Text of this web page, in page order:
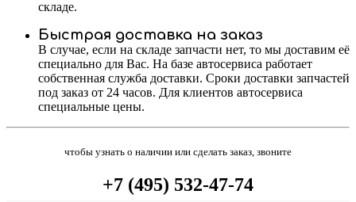
складе.
Быстрая доставка на заказ
В случае, если на складе запчасти нет, то мы доставим её
специально для Вас. На базе автосервиса работает
собственная служба доставки. Сроки доставки запчастей
под заказ от 24 часов. Для клиентов автосервиса
специальные цены.
чтобы узнать о наличии или сделать заказ, звоните
+7 (495) 532-47-74